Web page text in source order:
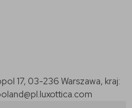
17, 03-236 Warszawa, kraj: